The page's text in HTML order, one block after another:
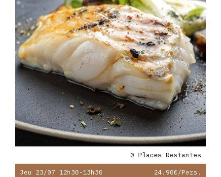
0 Places Restantes
Jeu 23/07 12h30-13h30 24.90€/pers.